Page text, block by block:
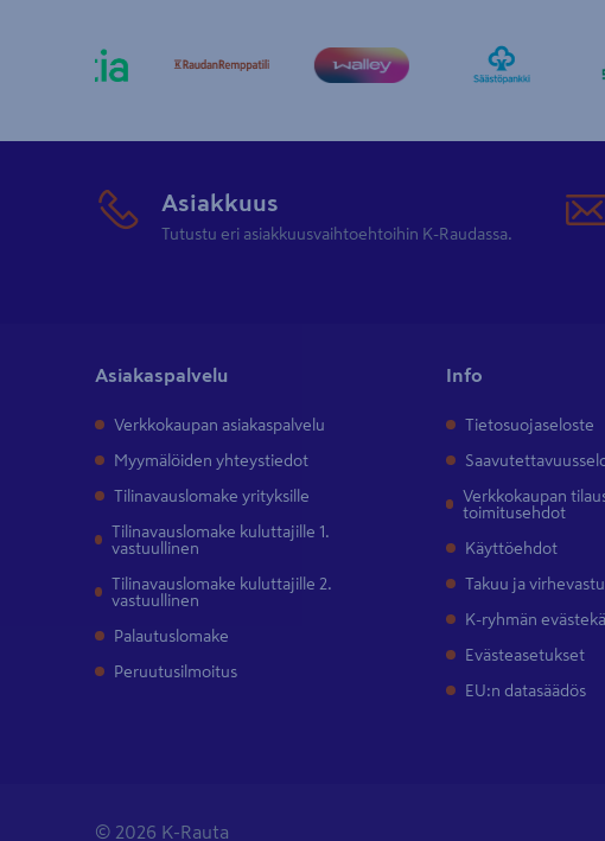
Asiakkuus
Tutustu eri asiakkuusvaihtoehtoihin K-Raudassa.
Asiakaspalvelu
Verkkokaupan asiakaspalvelu
Myymälöiden yhteystiedot
Tilinavauslomake yrityksille
Tilinavauslomake kuluttajille 1.
vastuullinen
Tilinavauslomake kuluttajille 2.
vastuullinen
Palautuslomake
Peruutusilmoitus
Info
Tietosuojaseloste
Verkkokaupan
toimitusehdot
Käyttöehdot
Takuu ja
K-ryhmän
Evästeasetukset
EU:n datasäädös
© 2026 K-Rauta